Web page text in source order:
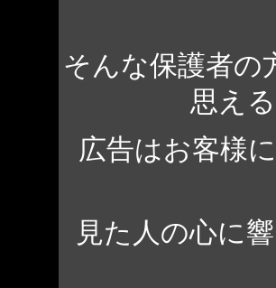
そんな保護者の
思え
広告はお客様
見た人の心に